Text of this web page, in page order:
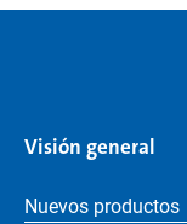
Visión general
Nuevos productos